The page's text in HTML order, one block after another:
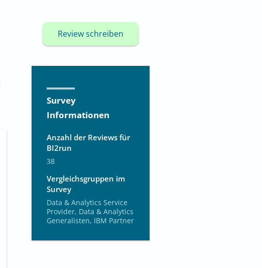
Review schreiben
Survey
Informationen
Anzahl der Reviews für
BI2run
38
Vergleichsgruppen im
Survey
Data & Analytics Service
Provider, Data & Analytics
Generalisten, IBM Partner